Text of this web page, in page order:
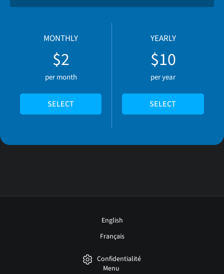
MONTHLY
$2
per month
SELECT
YEARLY
$10
per year
SELECT
English
Français
Confidentialité
Menu